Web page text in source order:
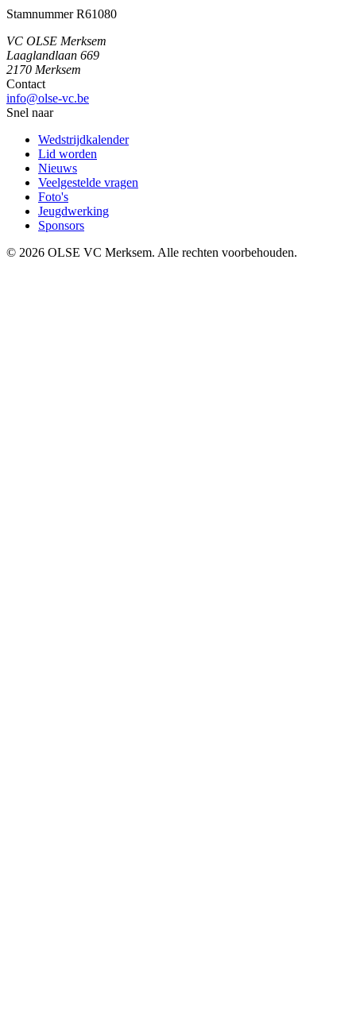
Stamnummer R61080
VC OLSE Merksem
Laaglandlaan 669
2170 Merksem
Contact
info@olse-vc.be
Snel naar
Wedstrijdkalender
Lid worden
Nieuws
Veelgestelde vragen
Foto's
Jeugdwerking
Sponsors
© 2026 OLSE VC Merksem. Alle rechten voorbehouden.